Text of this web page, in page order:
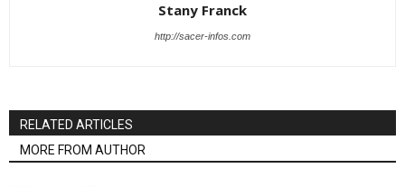
Stany Franck
http://sacer-infos.com
RELATED ARTICLES
MORE FROM AUTHOR